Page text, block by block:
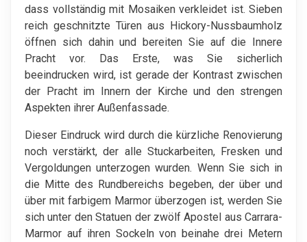
dass vollständig mit Mosaiken verkleidet ist. Sieben
reich geschnitzte Türen aus Hickory-Nussbaumholz
öffnen sich dahin und bereiten Sie auf die Innere
Pracht vor. Das Erste, was Sie sicherlich
beeindrucken wird, ist gerade der Kontrast zwischen
der Pracht im Innern der Kirche und den strengen
Aspekten ihrer Außenfassade.
Dieser Eindruck wird durch die kürzliche Renovierung
noch verstärkt, der alle Stuckarbeiten, Fresken und
Vergoldungen unterzogen wurden. Wenn Sie sich in
die Mitte des Rundbereichs begeben, der über und
über mit farbigem Marmor überzogen ist, werden Sie
sich unter den Statuen der zwölf Apostel aus Carrara-
Marmor auf ihren Sockeln von beinahe drei Metern